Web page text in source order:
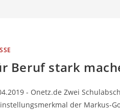
Beruf stark
- Onetz.de Zwei
der Markus-